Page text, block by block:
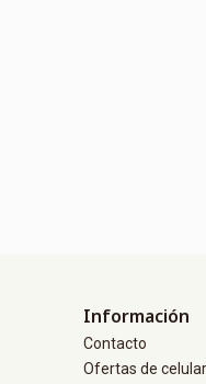
Información
Contacto
Ofertas de